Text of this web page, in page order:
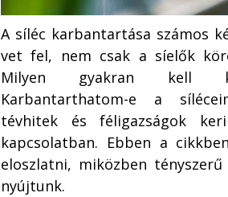
A síléc karbantartása számos
vet fel, nem csak a síelők
Milyen gyakran kell
Karbantarthatom-e a
tévhitek és féligazságok
kapcsolatban. Ebben a
eloszlatni, miközben
nyújtunk.